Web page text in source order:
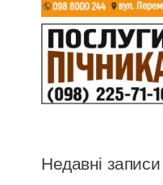
Недавні записи